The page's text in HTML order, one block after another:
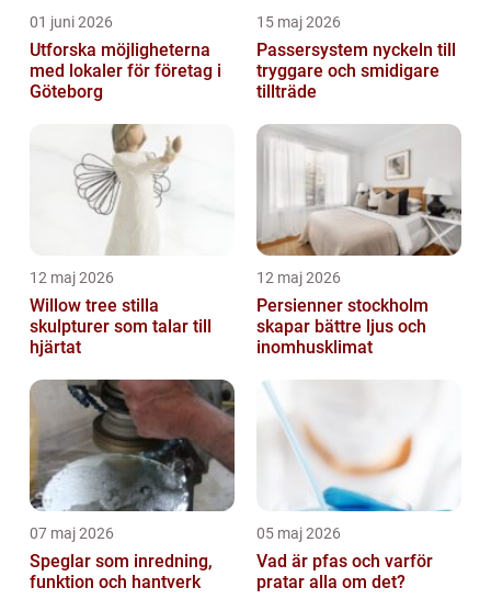
01 juni 2026
Utforska möjligheterna
med lokaler för företag i
Göteborg
15 maj 2026
Passersystem nyckeln till
tryggare och smidigare
tillträde
12 maj 2026
Willow tree stilla
skulpturer som talar till
hjärtat
12 maj 2026
Persienner stockholm
skapar bättre ljus och
inomhusklimat
07 maj 2026
Speglar som inredning,
funktion och hantverk
05 maj 2026
Vad är pfas och varför
pratar alla om det?